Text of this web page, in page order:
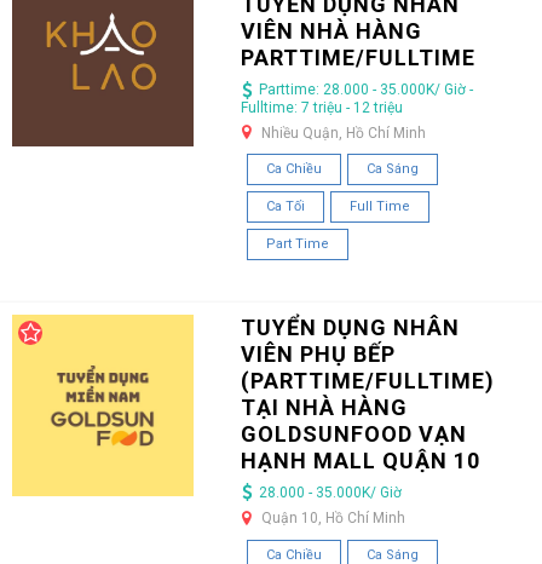
VIÊN NHÀ HÀNG
PARTTIME/FULLTIME
Parttime: 28.000 - 35.000K/ Giờ -
Fulltime: 7 triệu - 12 triệu
Nhiều Quận, Hồ Chí Minh
Ca Chiều Ca Sáng
Ca Tối Full Time
Part Time
TUYỂN DỤNG NHÂN
VIÊN PHỤ BẾP
(PARTTIME/FULLTIME)
TẠI NHÀ HÀNG
GOLDSUNFOOD VẠN
HẠNH MALL QUẬN 10
28.000 - 35.000K/ Giờ
Quận 10, Hồ Chí Minh
Ca Chiều Ca Sáng